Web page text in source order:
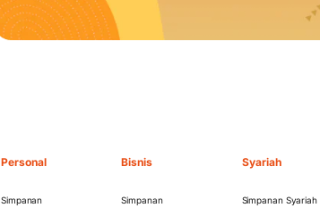
Personal
Simpanan
Bisnis
Simpanan
Syariah
Simpanan Syariah